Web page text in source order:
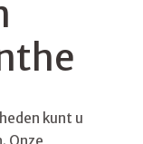
kunt u